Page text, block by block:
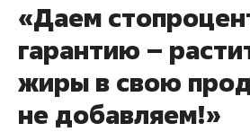
«Даем
гарантию –
жиры в свою
не добавляем!»